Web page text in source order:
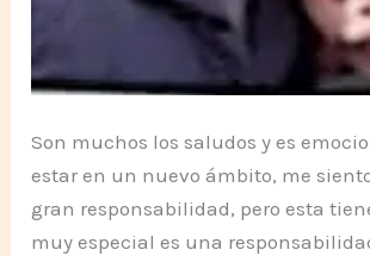
Son muchos los saludos y es
estar en un nuevo ámbito, me
gran responsabilidad, pero esta
muy especial es una